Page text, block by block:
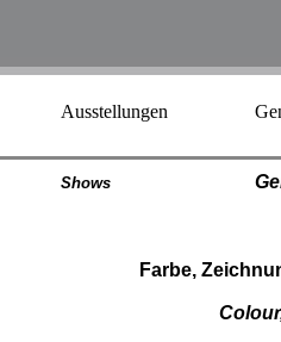
Ausstellungen
Shows
Farbe,